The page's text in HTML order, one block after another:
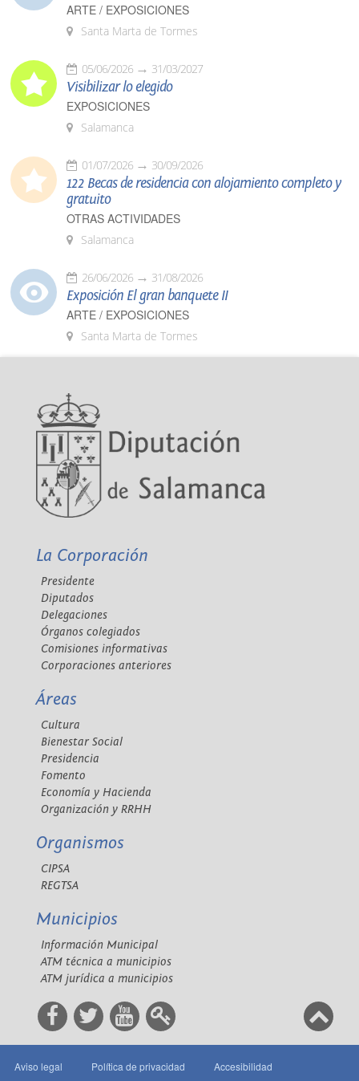
ARTE / EXPOSICIONES
Santa Marta de Tormes
05/06/2026 31/03/2027
Visibilizar lo elegido
EXPOSICIONES
Salamanca
01/07/2026 30/09/2026
122 Becas de residencia con alojamiento completo y
gratuito
OTRAS ACTIVIDADES
Salamanca
26/06/2026 31/08/2026
Exposición El gran banquete II
ARTE / EXPOSICIONES
Santa Marta de Tormes
La Corporación
Presidente
Diputados
Delegaciones
Órganos colegiados
Comisiones informativas
Corporaciones anteriores
Áreas
Cultura
Bienestar Social
Presidencia
Fomento
Economía y Hacienda
Organización y RRHH
Organismos
CIPSA
REGTSA
Municipios
Información Municipal
ATM técnica a municipios
ATM jurídica a municipios
Aviso legal Política de privacidad Accesibilidad